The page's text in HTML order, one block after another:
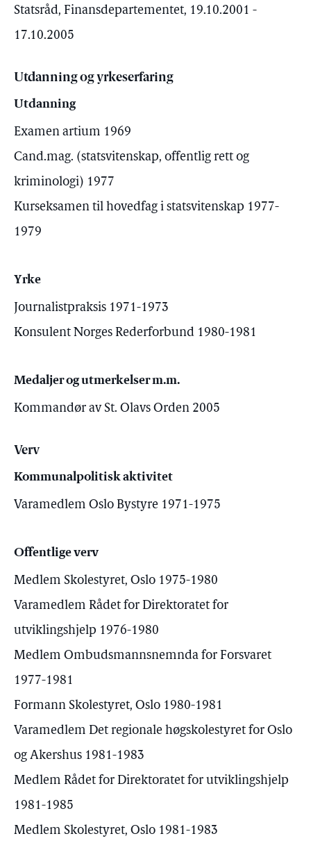
Statsråd, Finansdepartementet, 19.10.2001 -
17.10.2005
Utdanning og yrkeserfaring
Utdanning
Examen artium 1969
Cand.mag. (statsvitenskap, offentlig rett og
kriminologi) 1977
Kurseksamen til hovedfag i statsvitenskap 1977-
1979
Yrke
Journalistpraksis 1971-1973
Konsulent Norges Rederforbund 1980-1981
Medaljer og utmerkelser m.m.
Kommandør av St. Olavs Orden 2005
Verv
Kommunalpolitisk aktivitet
Varamedlem Oslo Bystyre 1971-1975
Offentlige verv
Medlem Skolestyret, Oslo 1975-1980
Varamedlem Rådet for Direktoratet for
utviklingshjelp 1976-1980
Medlem Ombudsmannsnemnda for Forsvaret
1977-1981
Formann Skolestyret, Oslo 1980-1981
Varamedlem Det regionale høgskolestyret for Oslo
og Akershus 1981-1983
Medlem Rådet for Direktoratet for utviklingshjelp
1981-1985
Medlem Skolestyret, Oslo 1981-1983